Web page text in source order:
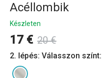
Acéllombik
Készleten
17 € 20 €
2. lépés: Válasszon színt: